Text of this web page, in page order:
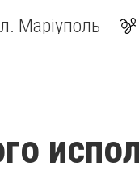
Маріуполь